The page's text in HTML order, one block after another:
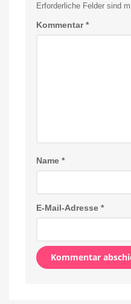
Erforderliche Felder sind
Kommentar*
Name *
E-Mail-Adresse *